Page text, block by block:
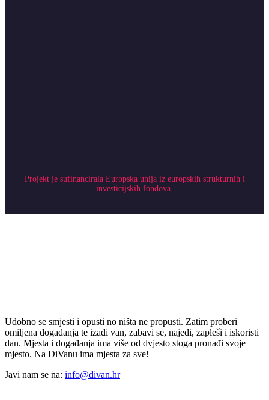
Projekt je sufinancirala Europska unija iz europskih strukturnih i
investicijskih fondova.
Udobno se smjesti i opusti no ništa ne propusti. Zatim proberi
omiljena događanja te izađi van, zabavi se, najedi, zapleši i iskoristi
dan. Mjesta i događanja ima više od dvjesto stoga pronađi svoje
mjesto. Na DiVanu ima mjesta za sve!
Javi nam se na: info@divan.hr